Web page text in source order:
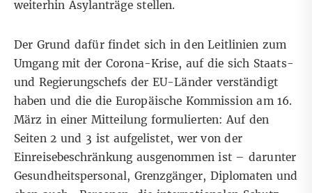
weiterhin Asylanträge stellen.
Der Grund dafür findet sich in den Leitlinien zum
Umgang mit der Corona-Krise, auf die sich Staats-
und Regierungschefs der EU-Länder verständigt
haben und die die Europäische Kommission am 16.
März in einerMitteilungformulierten: Auf den
Seiten 2 und 3 ist aufgelistet, wer von der
Einreisebeschränkung ausgenommen ist – darunter
Gesundheitspersonal, Grenzgänger, Diplomaten und